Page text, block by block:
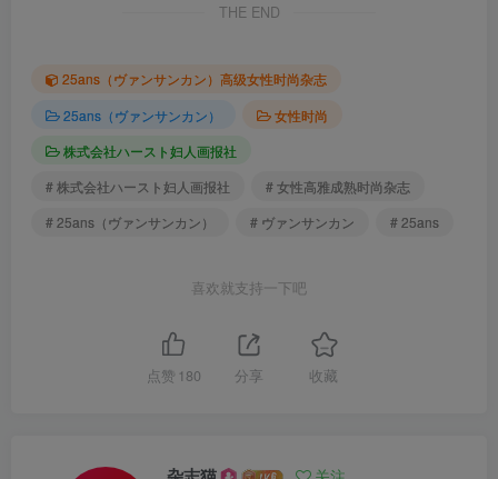
THE END
25ans（ヴァンサンカン）高级女性时尚杂志
25ans（ヴァンサンカン）
女性时尚
株式会社ハースト妇人画报社
# 株式会社ハースト妇人画报社
# 女性高雅成熟时尚杂志
# 25ans（ヴァンサンカン）
# ヴァンサンカン # 25ans
喜欢就支持一下吧
点赞 180 分享 收藏